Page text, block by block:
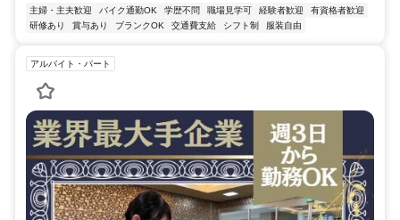
主婦・主夫歓迎 バイク通勤OK 学歴不問 職場見学可 経験者歓迎
有資格者歓迎
研修あり
賞与あり ブランクOK 交通費支給 シフト制 服装自由
アルバイト・パート